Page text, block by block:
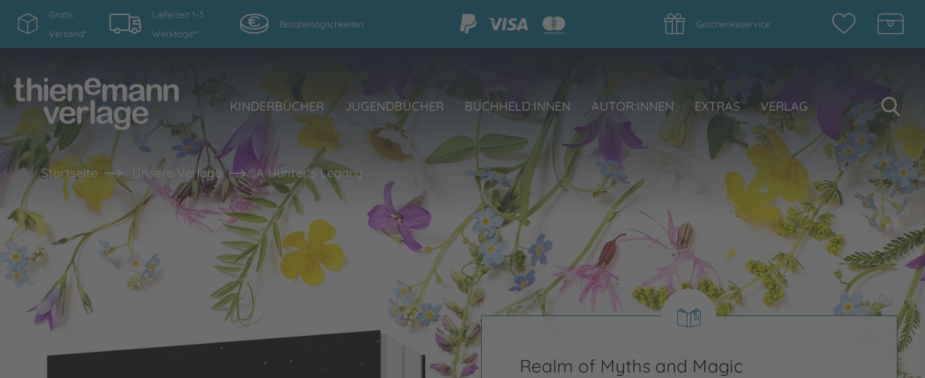
Gratis
Versand*
Lieferzeit 1-3
Werktage**
Bezahlmöglichkeiten Geschenkeservice
KINDERBÜCHER JUGENDBÜCHER BUCHHELD:INNEN AUTOR:INNEN EXTRAS VERLAG
Startseite Unsere Verlage A Hunter's Legacy
Realm of Myths and Magic